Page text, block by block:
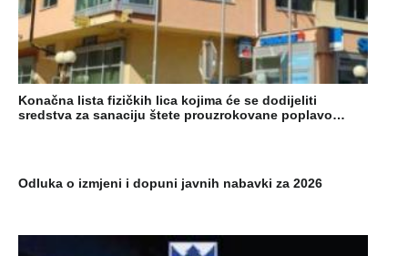
Konačna lista fizičkih lica kojima će se dodijeliti
sredstva za sanaciju štete prouzrokovane poplavo…
Odluka o izmjeni i dopuni javnih nabavki za 2026